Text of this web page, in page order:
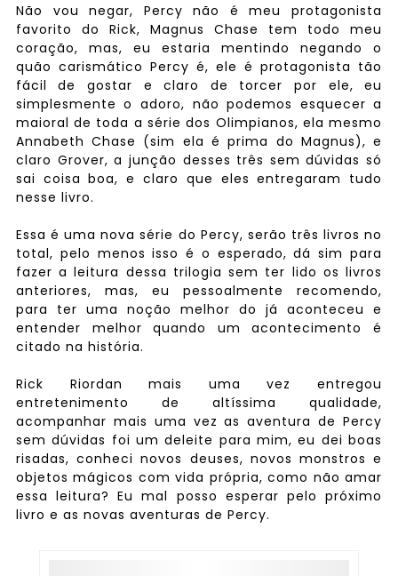
Não vou negar, Percy não é meu protagonista
favorito do Rick, Magnus Chase tem todo meu
coração, mas, eu estaria mentindo negando o
quão carismático Percy é, ele é protagonista tão
fácil de gostar e claro de torcer por ele, eu
simplesmente o adoro, não podemos esquecer a
maioral de toda a série dos Olimpianos, ela mesmo
Annabeth Chase (sim ela é prima do Magnus), e
claro Grover, a junção desses três sem dúvidas só
sai coisa boa, e claro que eles entregaram tudo
nesse livro.
Essa é uma nova série do Percy, serão três livros no
total, pelo menos isso é o esperado, dá sim para
fazer a leitura dessa trilogia sem ter lido os livros
anteriores, mas, eu pessoalmente recomendo,
para ter uma noção melhor do já aconteceu e
entender melhor quando um acontecimento é
citado na história.
Rick Riordan mais uma vez entregou
entretenimento de altíssima qualidade,
acompanhar mais uma vez as aventura de Percy
sem dúvidas foi um deleite para mim, eu dei boas
risadas, conheci novos deuses, novos monstros e
objetos mágicos com vida própria, como não amar
essa leitura? Eu mal posso esperar pelo próximo
livro e as novas aventuras de Percy.